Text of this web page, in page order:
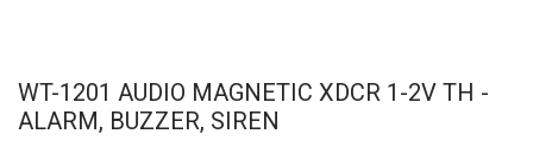
WT-1201 AUDIO MAGNETIC XDCR 1-2V TH -
ALARM, BUZZER, SIREN